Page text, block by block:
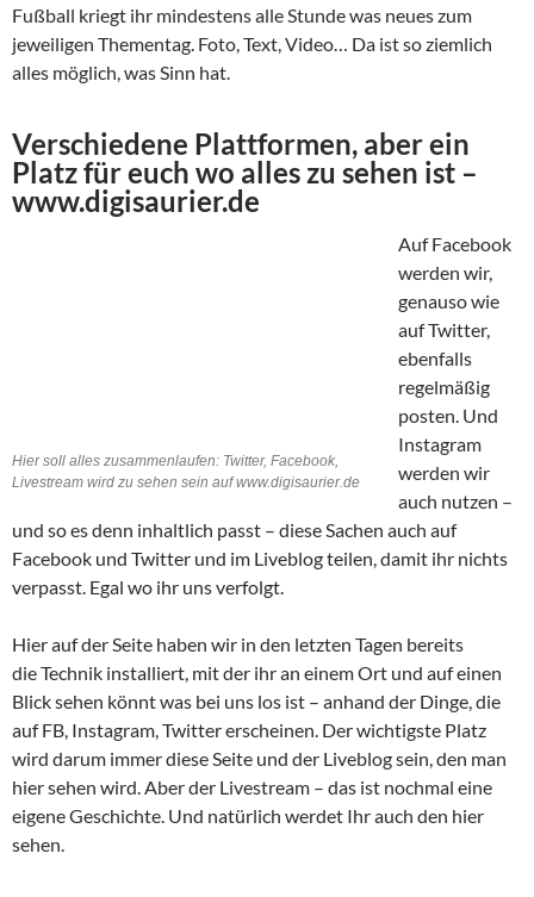
Fußball kriegt ihr mindestens alle Stunde was neues zum
jeweiligen Thementag. Foto, Text, Video… Da ist so ziemlich
alles möglich, was Sinn hat.
Verschiedene Plattformen, aber ein
Platz für euch wo alles zu sehen ist –
www.digisaurier.de
Hier soll alles zusammenlaufen: Twitter, Facebook,
Livestream wird zu sehen sein auf www.digisaurier.de
Auf Facebook
werden wir,
genauso wie
auf Twitter,
ebenfalls
regelmäßig
posten. Und
Instagram
werden wir
auch nutzen –
und so es denn inhaltlich passt – diese Sachen auch auf
Facebook und Twitter und im Liveblog teilen, damit ihr nichts
verpasst. Egal wo ihr uns verfolgt.
Hier auf der Seite haben wir in den letzten Tagen bereits
die Technik installiert, mit der ihr an einem Ort und auf einen
Blick sehen könnt was bei uns los ist – anhand der Dinge, die
auf FB, Instagram, Twitter erscheinen. Der wichtigste Platz
wird darum immer diese Seite und der Liveblog sein, den man
hier sehen wird. Aber der Livestream – das ist nochmal eine
eigene Geschichte. Und natürlich werdet Ihr auch den hier
sehen.